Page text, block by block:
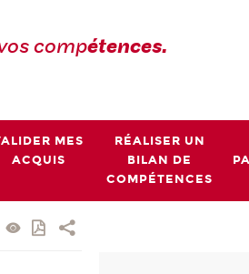
compétences.
MES
ACQUIS
RÉALISER UN
BILAN DE
COMPÉTENCES